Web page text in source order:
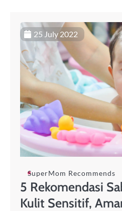
25 July 2022
SuperMom Recommends
5 Rekomendasi
Kulit Sensitif,